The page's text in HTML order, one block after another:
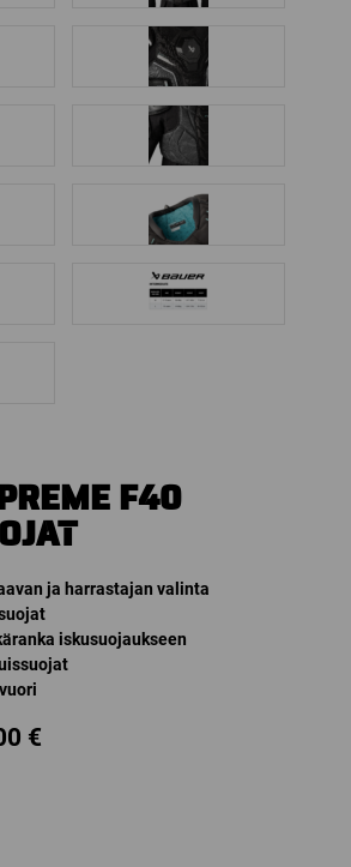
F40
ja harrastajan valinta
iskusuojaukseen
€